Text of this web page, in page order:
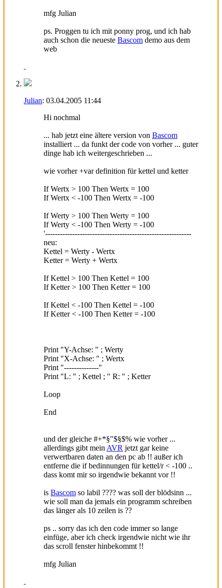
mfg Julian
ps. Proggen tu ich mit ponny prog, und ich hab
auch schon die neueste Bascom demo aus dem
web
Julian: 03.04.2005 11:44
Hi nochmal
... hab jetzt eine ältere version von Bascom
installiert ... da funkt der code von vorher ... guter
dinge hab ich weitergeschrieben ...
wie vorher +var definition für kettel und ketter
If Wertx > 100 Then Wertx = 100
If Wertx < -100 Then Wertx = -100
If Werty > 100 Then Werty = 100
If Werty < -100 Then Werty = -100
'-----------------------------------------------------------
neu:
Kettel = Werty - Wertx
Ketter = Werty + Wertx
If Kettel > 100 Then Kettel = 100
If Ketter > 100 Then Ketter = 100
If Kettel < -100 Then Kettel = -100
If Ketter < -100 Then Ketter = -100
Print "Y-Achse: " ; Werty
Print "X-Achse: " ; Wertx
Print "--------------"
Print "L: " ; Kettel ; " R: " ; Ketter
Loop
End
und der gleiche #+*§"$§$% wie vorher ...
allerdings gibt mein AVR jetzt gar keine
verwertbaren daten an den pc ab !! außer ich
entferne die if bedinnungen für kettel/r < -100 ..
dass komt mir so irgendwie bekannt vor !!
is Bascom so labil ???? was soll der blödsinn ...
wie soll man da jemals ein programm schreiben
das länger als 10 zeilen is ??
ps .. sorry das ich den code immer so lange
einfüge, aber ich check irgendwie nicht wie ihr
das scroll fenster hinbekommt !!
mfg Julian